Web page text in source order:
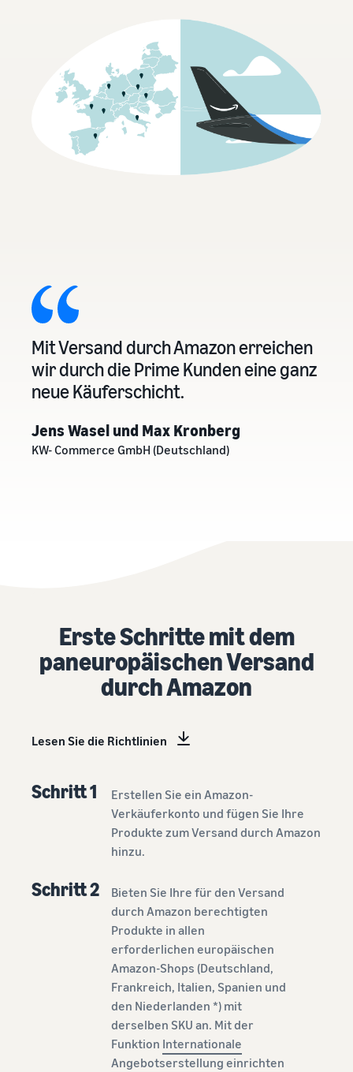
Mit Versand durch Amazon erreichen
wir durch die Prime Kunden eine ganz
neue Käuferschicht.
Jens Wasel und Max Kronberg
KW- Commerce GmbH (Deutschland)
Erste Schritte mit dem
paneuropäischen Versand
durch Amazon
Lesen Sie die Richtlinien
Schritt 1
Erstellen Sie ein Amazon-
Verkäuferkonto und fügen Sie Ihre
Produkte zum Versand durch Amazon
hinzu.
Schritt 2
Bieten Sie Ihre für den Versand
durch Amazon berechtigten
Produkte in allen
erforderlichen europäischen
Amazon-Shops (Deutschland,
Frankreich, Italien, Spanien und
den Niederlanden *) mit
derselben SKU an. Mit der
Funktion Internationale
Angebotserstellung einrichten